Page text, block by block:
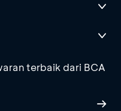
terbaik dari BCA